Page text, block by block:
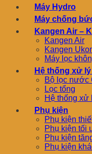
Máy Hydro
Máy chống
Kangen Air –
Kangen Air
Kangen
Máy lọc
Hệ thống xử
Bộ lọc nước
Lọc tổng
Hệ thống xử
Phụ kiện
Phụ kiện
Phụ kiện tối
Phụ kiện
Phụ kiện